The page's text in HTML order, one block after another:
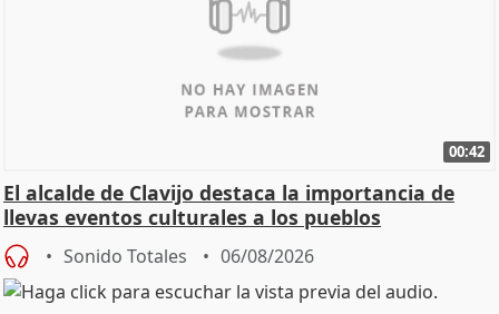
00:42
El alcalde de Clavijo destaca la importancia de
llevas eventos culturales a los pueblos
Sonido Totales 06/08/2026